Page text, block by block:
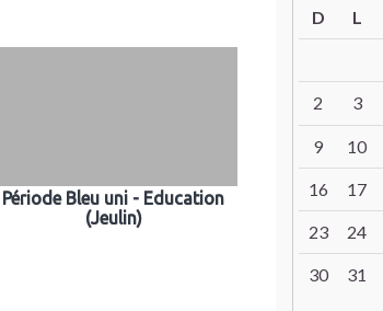
Période Bleu uni - Education
(Jeulin)
D L
2 3
9 10
16 17
23 24
30 31